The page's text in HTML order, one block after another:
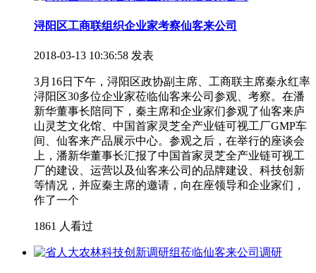
浔阳区工商联组织企业家考察仙客来公司
2018-03-13 10:36:58 发表
3月16日下午，浔阳区政协副主席、工商联主席秦永红率
浔阳区30多位企业家莅临仙客来公司参观、考察。在潘
新华董事长陪同下，秦主席和企业家们参观了仙客来庐
山灵芝文化馆、中国首家灵芝全产业链可视工厂GMP车
间、仙客来产品展示中心。参观之后，在举行的座谈会
上，潘新华董事长汇报了中国首家灵芝全产业链可视工
厂的建设、运营以及仙客来公司的品牌建设、科技创新
等情况，并应秦主席的邀请，向在座领导和企业家们，
作了一个
1861 人看过